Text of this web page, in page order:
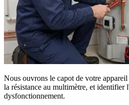
Nous ouvrons le capot de votre
la résistance au multimètre, et identifier
dysfonctionnement.